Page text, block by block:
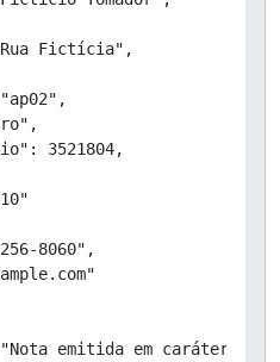
Fictícia",
3521804,
8060",
emitida em caráter de